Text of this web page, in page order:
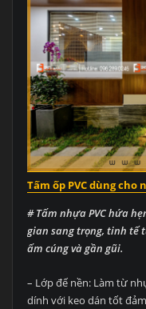
Tấm ốp PVC dùng cho
# Tấm nhựa PVC hứa
gian sang trọng, tinh tế
ấm cúng và gần gũi.
– Lớp đế nền: Làm từ
dính với keo dán tốt